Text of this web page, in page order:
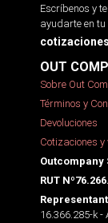
Escríbenos y
ayudarte en tu
OUT
Sobre Out
Términos y
Devoluciones
Cotizaciones
Outcompany
RUT
16.366.285-k -